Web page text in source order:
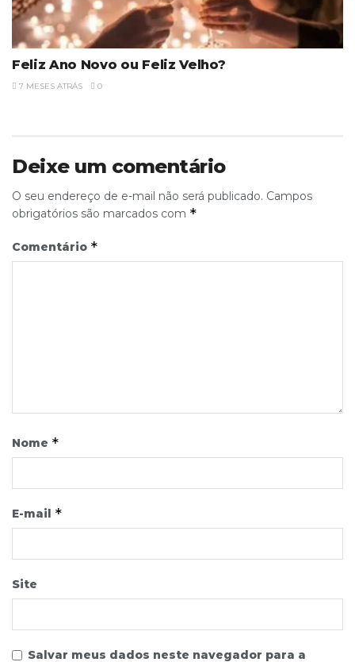
Feliz Ano Novo ou Feliz Velho?
7 MESES ATRÁS 0
Deixe um comentário
O seu endereço de e-mail não será publicado. Campos
obrigatórios são marcados com *
Comentário *
Nome *
E-mail *
Site
Salvar meus dados neste navegador para a